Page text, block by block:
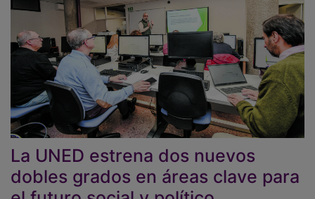
La UNED estrena dos nuevos
dobles grados en áreas clave para
el futuro social y político